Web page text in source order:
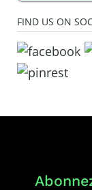
FIND US ON